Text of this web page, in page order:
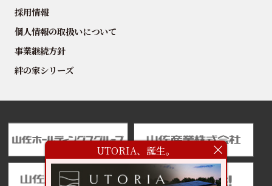
採用情報
個人情報の取扱いについて
事業継続方針
絆の家シリーズ
UTORIA、誕生。